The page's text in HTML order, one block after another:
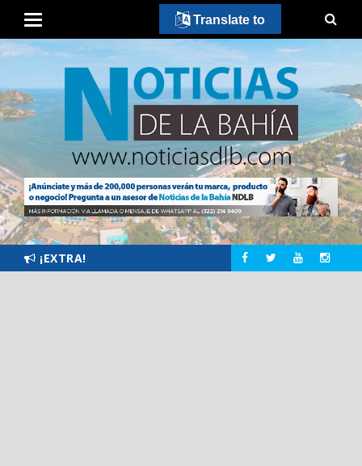
¡EXTRA!
Translate to